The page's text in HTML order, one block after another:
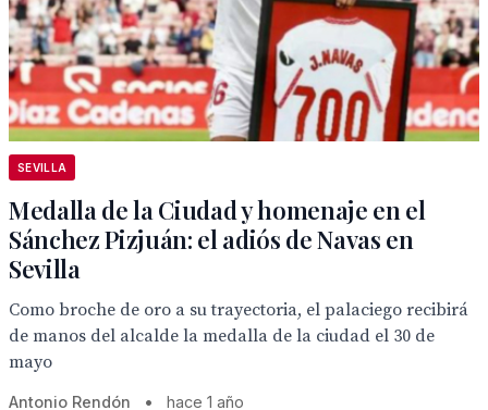
SEVILLA
Medalla de la Ciudad y homenaje en el
Sánchez Pizjuán: el adiós de Navas en
Sevilla
Como broche de oro a su trayectoria, el palaciego recibirá
de manos del alcalde la medalla de la ciudad el 30 de
mayo
Antonio Rendón • hace 1 año